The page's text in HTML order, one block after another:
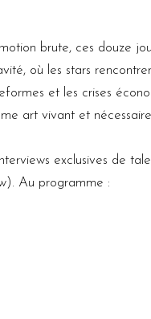
brute, ces douze
où les stars
et les crises
art vivant et
exclusives de
Au programme :